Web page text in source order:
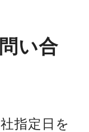
い合
指定日を